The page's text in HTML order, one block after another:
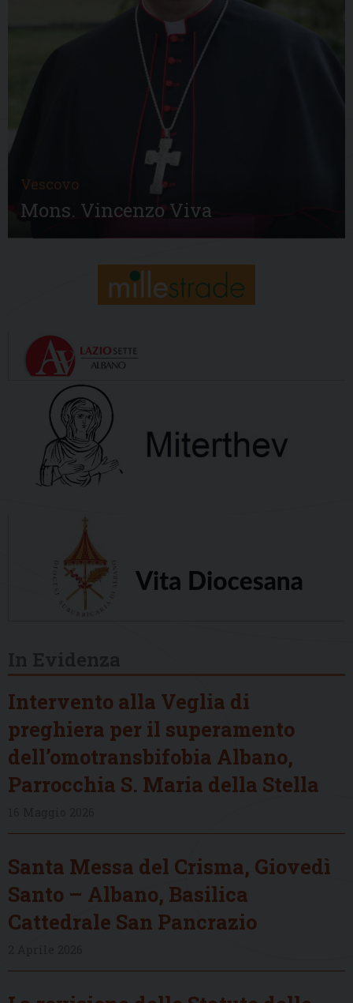
Vescovo
Mons. Vincenzo Viva
Intervento alla Veglia di
preghiera per il superamento
dell’omotransbifobia Albano,
Parrocchia S. Maria della Stella
Santa Messa del Crisma, Giovedì
Santo – Albano, Basilica
Cattedrale San Pancrazio